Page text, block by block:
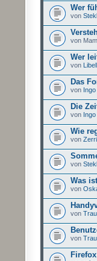
Wer
von
von
Wer
von
Das
von Ingo
Die
von Ingo
Wie
von
von
Was
von
von
von